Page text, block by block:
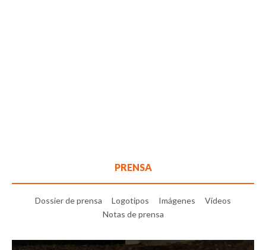
PRENSA
Dossier de prensa Logotipos Imágenes
Vídeos
Notas de prensa